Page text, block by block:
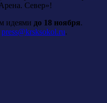
Север»!
идеями до 18 ноября.
press@krsksokol.ru.